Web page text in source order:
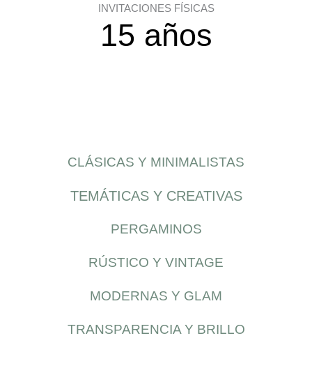
INVITACIONES FÍSICAS
15 años
CLÁSICAS Y MINIMALISTAS
TEMÁTICAS Y CREATIVAS
PERGAMINOS
RÚSTICO Y VINTAGE
MODERNAS Y GLAM
TRANSPARENCIA Y BRILLO